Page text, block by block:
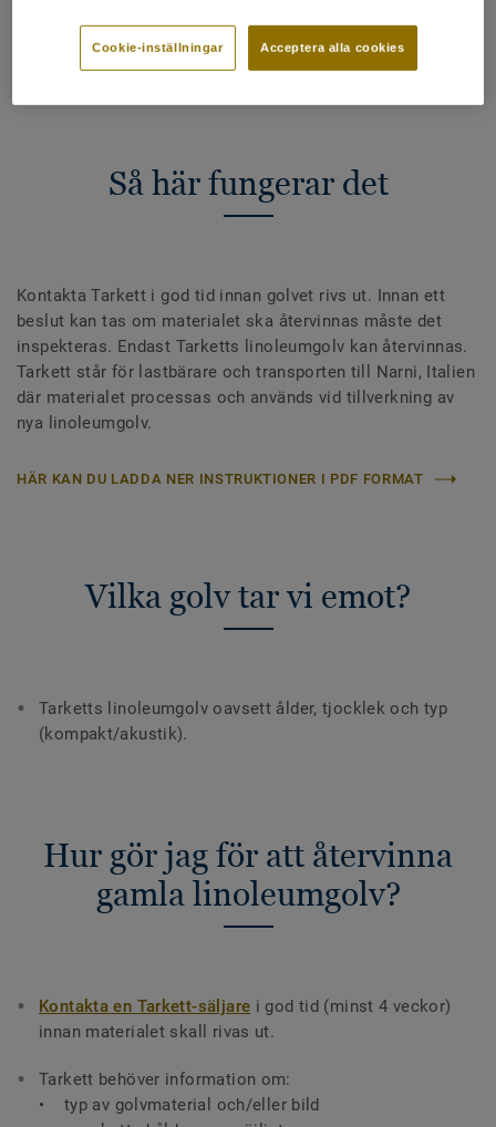
Så här fungerar det
Kontakta Tarkett i god tid innan golvet rivs ut. Innan ett
beslut kan tas om materialet ska återvinnas måste det
inspekteras. Endast Tarketts linoleumgolv kan återvinnas.
Tarkett står för lastbärare och transporten till Narni, Italien
där materialet processas och används vid tillverkning av
nya linoleumgolv.
HÄR KAN DU LADDA NER INSTRUKTIONER I PDF FORMAT
Vilka golv tar vi emot?
Tarketts linoleumgolv oavsett ålder, tjocklek och typ
(kompakt/akustik).
Hur gör jag för att återvinna
gamla linoleumgolv?
Kontakta en Tarkett-säljare i god tid (minst 4 veckor)
innan materialet skall rivas ut.
Tarkett behöver information om:
• typ av golvmaterial och/eller bild
Acceptera alla cookies
Cookie-inställningar